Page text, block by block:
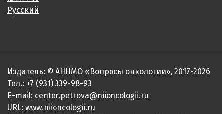
Русский
Издатель: © АННМО «Вопросы онкологии», 2017-2026
Тел.: +7 (931) 339-98-93
E-mail: center.petrova@niioncologii.ru
URL: www.niioncologii.ru